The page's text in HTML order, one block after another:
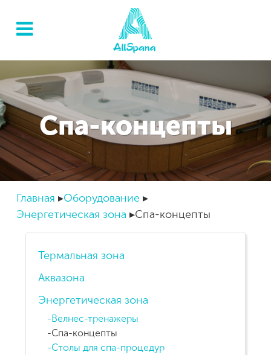
Спа-концепты
Главная
Оборудование
Энергетическая зона
Спа-концепты
Термальная зона
Аквазона
Энергетическая зона
Велнес-тренажеры
Спа-концепты
Столы для спа-процедур